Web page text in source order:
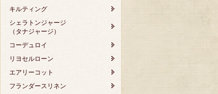
キルティング
シェラトンジャージ
（タナジャージ）
コーデュロイ
リヨセルローン
エアリーコット
フランダースリネン